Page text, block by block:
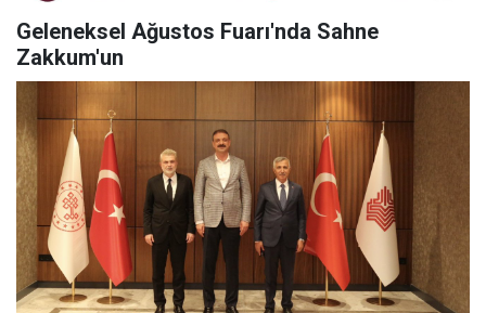
Geleneksel Ağustos Fuarı'nda Sahne
Zakkum'un